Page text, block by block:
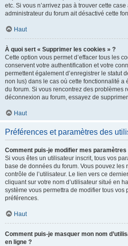
etc. Si vous n’arrivez pas à trouver cette
administrateur du forum ait désactivé cette
Haut
À quoi sert « Supprimer les cookies » ?
Cette option vous permet d’effacer tous les
conservent votre authentification et votre
permettent également d’enregistrer le statut
non lus) dans le cas où cette fonctionnalité a
du forum. Si vous rencontrez des problèmes
déconnexion au forum, essayez de
Haut
Préférences et paramètres des
Comment puis-je modifier mes paramètres
Si vous êtes un utilisateur inscrit, tous vos
base de données du forum. Vous pouvez
contrôle de l’utilisateur. Le lien vers ce
cliquant sur votre nom d’utilisateur situé en
système vous permettra de modifier tous vos
préférences.
Haut
Comment puis-je masquer mon nom
en ligne ?